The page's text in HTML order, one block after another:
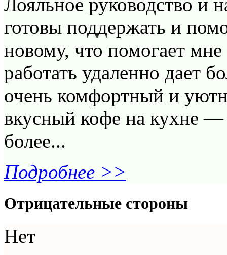
Лояльное руководство и
готовы поддержать и
новому, что помогает
работать удаленно дает
очень комфортный и
вкусный кофе на кухне
более...
Подробнее >>
Отрицательные стороны
Нет